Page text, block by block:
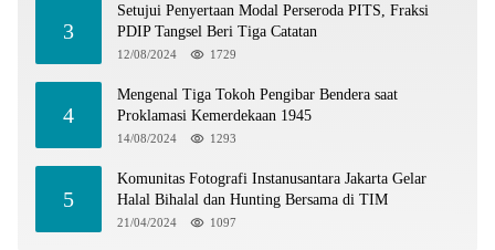
3
Setujui Penyertaan Modal Perseroda PITS, Fraksi
PDIP Tangsel Beri Tiga Catatan
12/08/2024 1729
4
Mengenal Tiga Tokoh Pengibar Bendera saat
Proklamasi Kemerdekaan 1945
14/08/2024 1293
5
Komunitas Fotografi Instanusantara Jakarta Gelar
Halal Bihalal dan Hunting Bersama di TIM
21/04/2024 1097